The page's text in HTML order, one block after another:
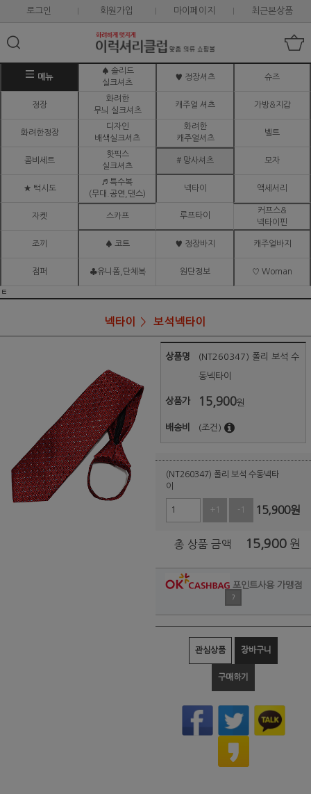
로그인 회원가입 마이페이지 최근본상품
메뉴
♠ 솔리드
실크셔츠
♥ 정장셔츠 슈즈
정장
화려한
무늬 실크셔츠
캐주얼 셔츠 가방&지갑
화려한정장
디자인
배색실크셔츠
화려한
캐주얼셔츠
벨트
콤비세트
핫픽스
실크셔츠
# 망사셔츠 모자
★ 턱시도
♬ 특수복
(무대.공연,댄스)
넥타이 액세서리
자켓 스카프 루프타이
커프스&
넥타이핀
조끼 ♠ 코트 ♥ 정장바지 캐주얼바지
점퍼 ♣유니폼,단체복 원단정보 ♡ Woman
ㅌ
넥타이 보석넥타이
상품명 (NT260347) 폴리 보석 수
동넥타이
상품가 15,900원
배송비 (조건)
(NT260347) 폴리 보석 수동넥타
이
+1 -1 15,900원
총 상품 금액 15,900 원
포인트사용 가맹점
?
관심상품 장바구니
구매하기